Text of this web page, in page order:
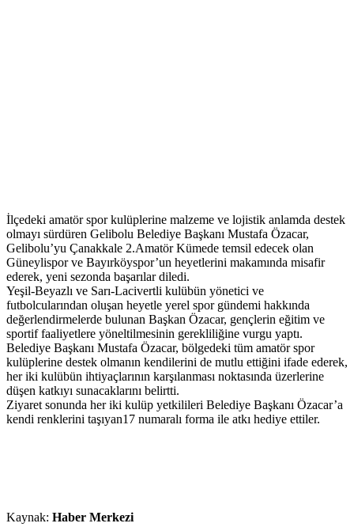
İlçedeki amatör spor kulüplerine malzeme ve lojistik anlamda destek
olmayı sürdüren Gelibolu Belediye Başkanı Mustafa Özacar,
Gelibolu’yu Çanakkale 2.Amatör Kümede temsil edecek olan
Güneylispor ve Bayırköyspor’un heyetlerini makamında misafir
ederek, yeni sezonda başarılar diledi.
Yeşil-Beyazlı ve Sarı-Lacivertli kulübün yönetici ve
futbolcularından oluşan heyetle yerel spor gündemi hakkında
değerlendirmelerde bulunan Başkan Özacar, gençlerin eğitim ve
sportif faaliyetlere yöneltilmesinin gerekliliğine vurgu yaptı.
Belediye Başkanı Mustafa Özacar, bölgedeki tüm amatör spor
kulüplerine destek olmanın kendilerini de mutlu ettiğini ifade ederek,
her iki kulübün ihtiyaçlarının karşılanması noktasında üzerlerine
düşen katkıyı sunacaklarını belirtti.
Ziyaret sonunda her iki kulüp yetkilileri Belediye Başkanı Özacar’a
kendi renklerini taşıyan17 numaralı forma ile atkı hediye ettiler.
Kaynak: Haber Merkezi